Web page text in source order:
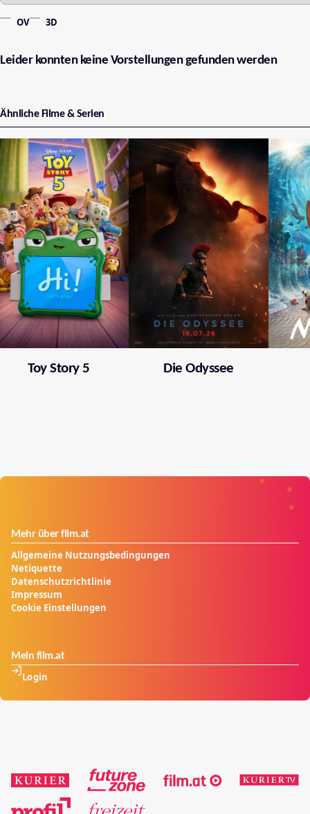
OV 3D
Leider konnten keine Vorstellungen gefunden werden
Ähnliche Filme & Serien
Toy Story 5 Die Odyssee
Mehr über film.at
Allgemeine Nutzungsbedingungen
Netiquette
Datenschutzrichtlinie
Impressum
Cookie Einstellungen
Mein film.at
Login